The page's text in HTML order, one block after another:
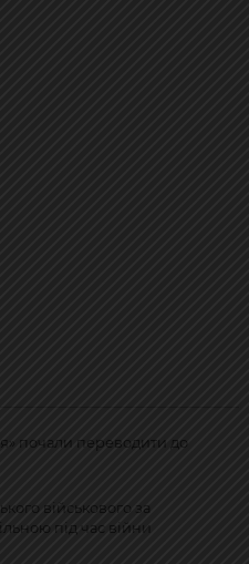
почали переводити до
військового за
під час війни